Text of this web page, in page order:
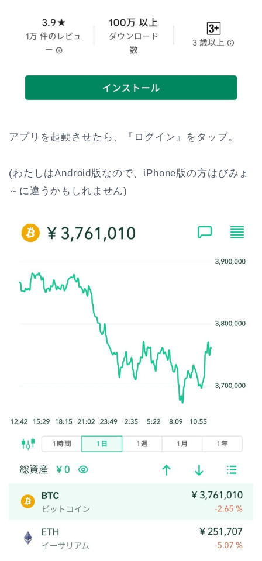
アプリを起動させたら、『ログイン』をタップ。
(わたしはAndroid版なので、iPhone版の方はびみょ
～に違うかもしれません)